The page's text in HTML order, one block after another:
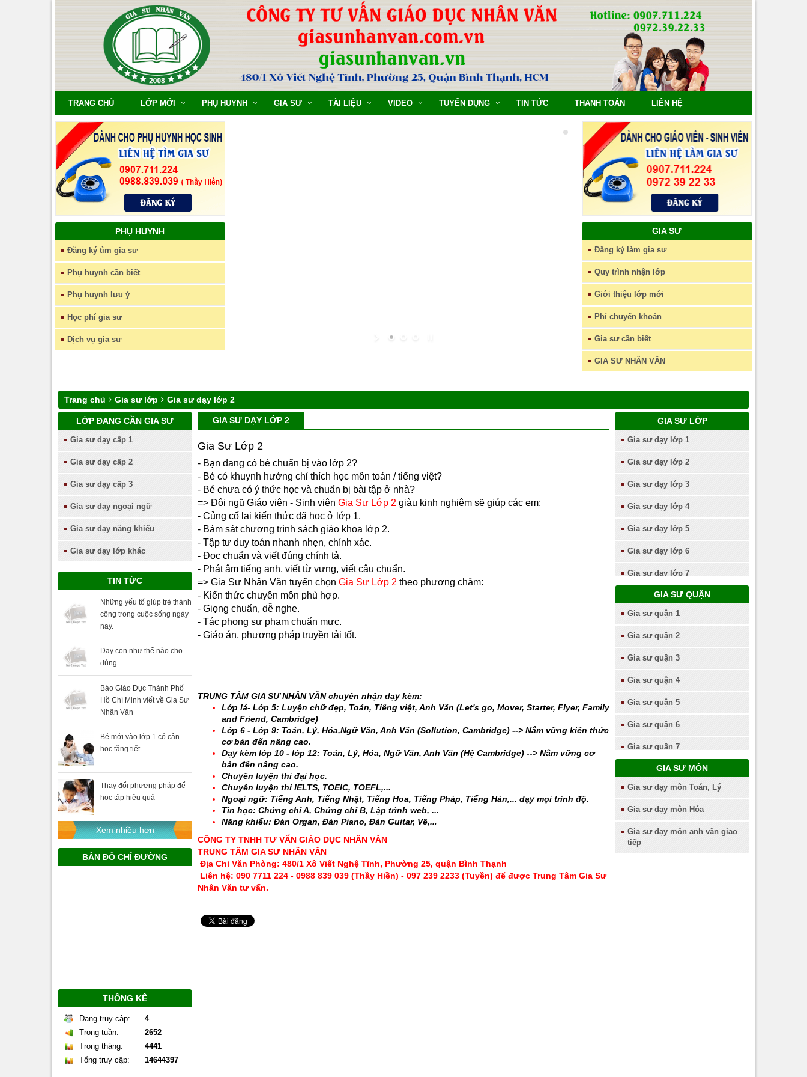
TRANG CHỦ LỚP MỚI PHỤ HUYNH GIA SƯ TÀI LIỆU VIDEO TUYỂN DỤNG TIN TỨC THANH TOÁN LIÊN HỆ
PHỤ HUYNH
Đăng ký tìm gia sư
Phụ huynh cần biết
Phụ huynh lưu ý
Học phí gia sư
Dịch vụ gia sư
GIA SƯ
Đăng ký làm gia sư
Quy trình nhận lớp
Giới thiệu lớp mới
Phí chuyển khoản
Gia sư cần biết
GIA SƯ NHÂN VĂN
Trang chủ Gia sư lớp Gia sư dạy lớp 2
LỚP ĐANG CẦN GIA SƯ
Gia sư dạy cấp 1
Gia sư dạy cấp 2
Gia sư dạy cấp 3
Gia sư dạy ngoại ngữ
Gia sư dạy năng khiếu
Gia sư dạy lớp khác
TIN TỨC
Những yếu tố giúp trẻ thành
công trong cuộc sống ngày
nay.
Dạy con như thế nào cho
đúng
Báo Giáo Dục Thành Phố
Hồ Chí Minh viết về Gia Sư
Nhân Văn
Bé mới vào lớp 1 có cần
học tăng tiết
Thay đổi phương pháp để
học tập hiệu quả
Xem nhiều hơn
BẢN ĐỒ CHỈ ĐƯỜNG
THỐNG KÊ
Đang truy cập:
4
Trong tuần:
2652
Trong tháng:
4441
Tổng truy cập:
14644397
GIA SƯ DẠY LỚP 2
Gia Sư Lớp 2
- Bạn đang có bé chuẩn bị vào lớp 2?
- Bé có khuynh hướng chỉ thích học môn toán / tiếng việt?
- Bé chưa có ý thức học và chuẩn bị bài tập ở nhà?
=> Đội ngũ Giáo viên - Sinh viên Gia Sư Lớp 2 giàu kinh nghiệm sẽ giúp các em:
- Củng cố lại kiến thức đã học ở lớp 1.
- Bám sát chương trình sách giáo khoa lớp 2.
- Tập tư duy toán nhanh nhẹn, chính xác.
- Đọc chuẩn và viết đúng chính tả.
- Phát âm tiếng anh, viết từ vựng, viết câu chuẩn.
=> Gia Sư Nhân Văn tuyển chọn Gia Sư Lớp 2 theo phương châm:
- Kiến thức chuyên môn phù hợp.
- Giọng chuẩn, dễ nghe.
- Tác phong sư phạm chuẩn mực.
- Giáo án, phương pháp truyền tải tốt.
TRUNG TÂM GIA SƯ NHÂN VĂN chuyên nhận dạy kèm:
Lớp lá- Lớp 5: Luyện chữ đẹp, Toán, Tiếng việt, Anh Văn (Let's go, Mover, Starter, Flyer, Family
and Friend, Cambridge)
Lớp 6 - Lớp 9: Toán, Lý, Hóa,Ngữ Văn, Anh Văn (Sollution, Cambridge) --> Nắm vững kiến thức
cơ bản đến nâng cao.
Dạy kèm lớp 10 - lớp 12: Toán, Lý, Hóa, Ngữ Văn, Anh Văn (Hệ Cambridge) --> Nắm vững cơ
bản đến nâng cao.
Chuyên luyện thi đại học.
Chuyên luyện thi IELTS, TOEIC, TOEFL,...
Ngoại ngữ: Tiếng Anh, Tiếng Nhật, Tiếng Hoa, Tiếng Pháp, Tiếng Hàn,... dạy mọi trình độ.
Tin học: Chứng chỉ A, Chứng chỉ B, Lập trình web, ...
Năng khiếu: Đàn Organ, Đàn Piano, Đàn Guitar, Vẽ,...
CÔNG TY TNHH TƯ VẤN GIÁO DỤC NHÂN VĂN
TRUNG TÂM GIA SƯ NHÂN VĂN
Địa Chỉ Văn Phòng: 480/1 Xô Viết Nghệ Tĩnh, Phường 25, quận Bình Thạnh
Liên hệ: 090 7711 224 - 0988 839 039 (Thầy Hiền) - 097 239 2233 (Tuyền) để được Trung Tâm Gia Sư
Nhân Văn tư vấn.
GIA SƯ LỚP
Gia sư dạy lớp 1
Gia sư dạy lớp 2
Gia sư dạy lớp 3
Gia sư dạy lớp 4
Gia sư dạy lớp 5
Gia sư dạy lớp 6
Gia sư dạy lớp 7
Gia sư dạy lớp 8
Gia sư dạy lớp 9
Gia sư dạy lớp 10
Gia sư dạy lớp 11
Gia sư dạy lớp 12
GIA SƯ QUẬN
Gia sư quận 1
Gia sư quận 2
Gia sư quận 3
Gia sư quận 4
Gia sư quận 5
Gia sư quận 6
Gia sư quận 7
Gia sư quận 8
Gia sư quận 9
Gia sư quận 10
Gia sư quận 11
GIA SƯ MÔN
Gia sư dạy môn Toán, Lý
Gia sư dạy môn Hóa
Gia sư dạy môn anh văn giao
tiếp